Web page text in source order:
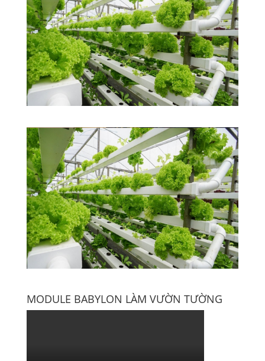
MODULE BABYLON LÀM VƯỜN TƯỜNG